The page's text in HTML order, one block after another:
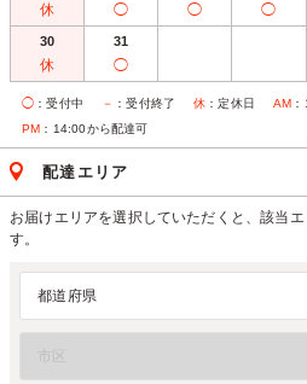
休 ◯ ◯ ◯
30
休
31
◯
◯ ：受付中 － ：受付終了 休 ：定休日 AM
PM ：14:00から配達可
配達エリア
お届けエリアを選択していただくと、該当
す。